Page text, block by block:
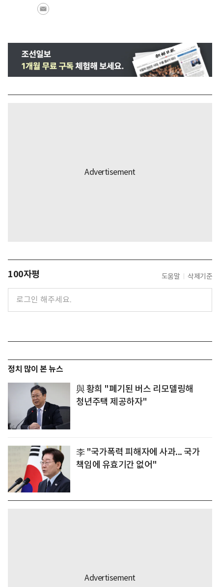
100자평 도움말 삭제기준
정치 많이 본 뉴스
與 황희 "폐기된 버스 리모델링해
청년주택 제공하자"
李 "국가폭력 피해자에 사과... 국가
책임에 유효기간 없어"